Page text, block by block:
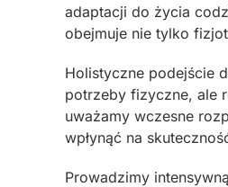
adaptacji do życia
obejmuje nie tylko
Holistyczne podejście
potrzeby fizyczne, ale
uważamy wczesne
wpłynąć na
Prowadzimy